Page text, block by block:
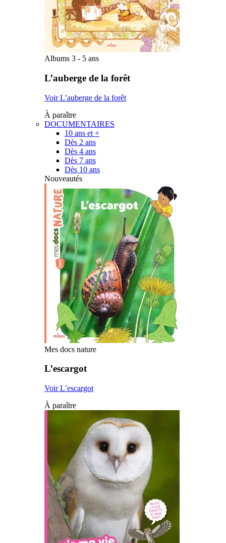
Albums 3 - 5 ans
L’auberge de la forêt
Voir L’auberge de la forêt
À paraître
DOCUMENTAIRES
10 ans et +
Dès 2 ans
Dès 4 ans
Dès 7 ans
Dès 10 ans
Nouveautés
Mes docs nature
L’escargot
Voir L’escargot
À paraître